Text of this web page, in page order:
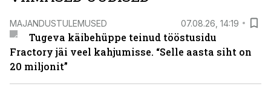
MAJANDUSTULEMUSED 07.08.26, 14:19
Tugeva käibehüppe teinud tööstusidu
Fractory jäi veel kahjumisse. “Selle aasta siht on
20 miljonit”